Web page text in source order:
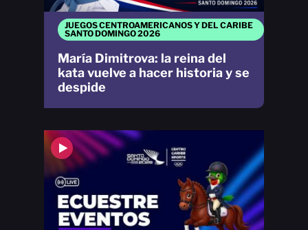
JUEGOS CENTROAMERICANOS Y DEL CARIBE
SANTO DOMINGO 2026
María Dimitrova: la reina del
kata vuelve a hacer historia y se
despide